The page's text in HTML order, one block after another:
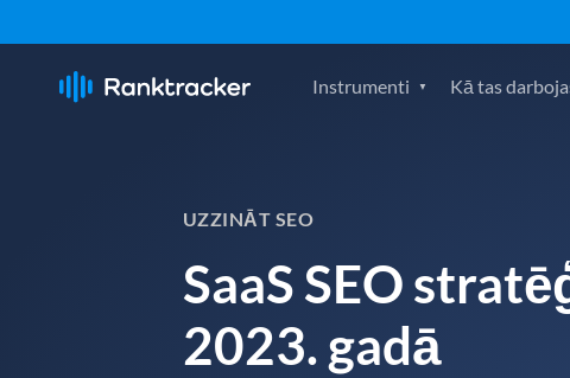
Instrumenti Kā tas
UZZINĀT SEO
SaaS SEO
2023. gadā